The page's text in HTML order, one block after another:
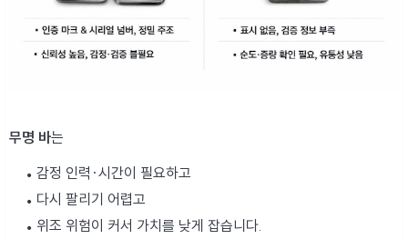
무명 바는
감정 인력·시간이 필요하고
다시 팔리기 어렵고
위조 위험이 커서 가치를 낮게 잡습니다.